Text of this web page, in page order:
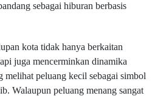
sebagai hiburan berbasis
kota tidak hanya berkaitan
juga mencerminkan dinamika
melihat peluang kecil sebagai simbol
Walaupun peluang menang sangat